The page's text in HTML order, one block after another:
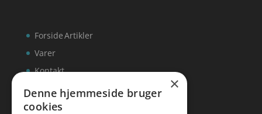
Forside
Varer
Kontakt
Artikler
×
Denne hjemmeside bruger
cookies